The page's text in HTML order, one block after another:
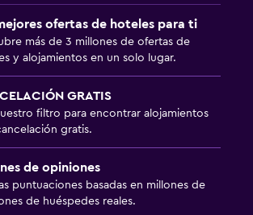
ofertas de hoteles para ti
más de 3 millones de ofertas de
y alojamientos en un solo lugar.
GRATIS
filtro para encontrar alojamientos
gratis.
de opiniones
puntuaciones basadas en millones de
de huéspedes reales.